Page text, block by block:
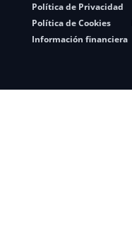
Política de Privacidad
Política de Cookies
Información financiera